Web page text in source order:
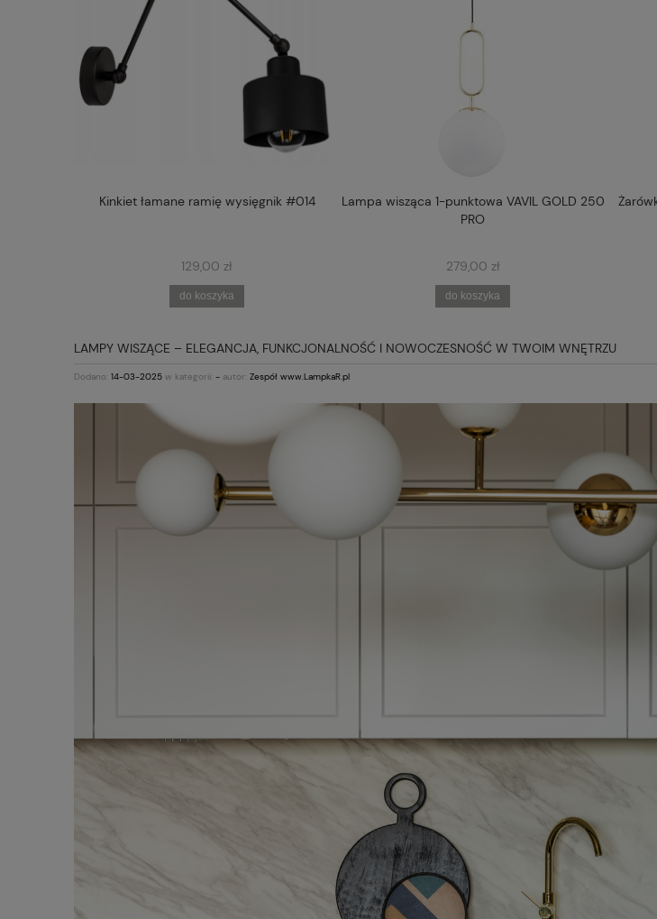
Kinkiet łamane ramię wysięgnik #014
129,00 zł
do koszyka
Lampa wisząca 1-punktowa VAVIL GOLD 250
PRO
279,00 zł
do koszyka
LAMPY WISZĄCE – ELEGANCJA, FUNKCJONALNOŚĆ I NOWOCZESNOŚĆ W TWOIM WNĘTRZU
Dodano: 14-03-2025 w kategorii: - autor: Zespół www.LampkaR.pl